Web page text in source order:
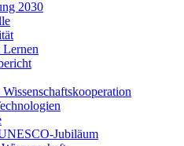
2030
Lernen
Jubiläum